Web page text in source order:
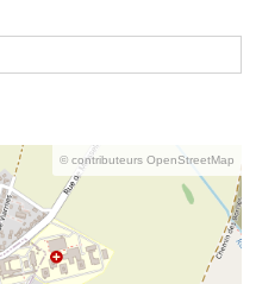
© contributeurs OpenStreetMap